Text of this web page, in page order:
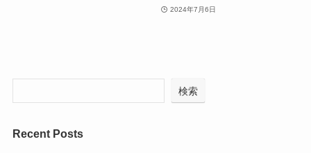
2024年7月6日
検索
Recent Posts